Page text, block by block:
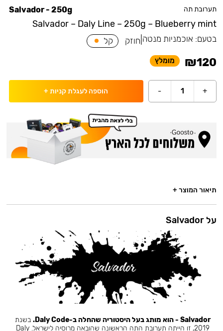
תערובת תה
Salvador – Daly Line – 250g – Blueberry mint
Salvador - 250g
בטעם: אוכמניות מנטה חוזק קל
₪120 מומלץ
+
1
- הוספה לעגלת קניות +
תיאור המוצר +
על Salvador
Salvador - הוא מותג בעל היסטוריה שהחלה ב-Daly Code.
בשנת
2019, זו הייתה תערובת התה הראשונה שהובאה מרוסיה לישראל. Daly